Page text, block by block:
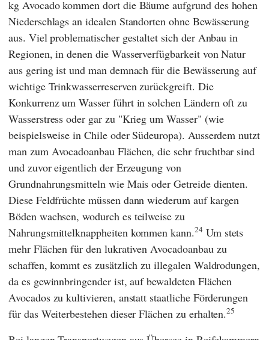
kg Avocado kommen dort die Bäume aufgrund des hohen
Niederschlags an idealen Standorten ohne Bewässerung
aus. Viel problematischer gestaltet sich der Anbau in
Regionen, in denen die Wasserverfügbarkeit von Natur
aus gering ist und man demnach für die Bewässerung auf
wichtige Trinkwasserreserven zurückgreift. Die
Konkurrenz um Wasser führt in solchen Ländern oft zu
Wasserstress oder gar zu "Krieg um Wasser" (wie
beispielsweise in Chile oder Südeuropa). Ausserdem nutzt
man zum Avocadoanbau Flächen, die sehr fruchtbar sind
und zuvor eigentlich der Erzeugung von
Grundnahrungsmitteln wie Mais oder Getreide dienten.
Diese Feldfrüchte müssen dann wiederum auf kargen
Böden wachsen, wodurch es teilweise zu
Nahrungsmittelknappheiten kommen kann.24 Um stets
mehr Flächen für den lukrativen Avocadoanbau zu
schaffen, kommt es zusätzlich zu illegalen Waldrodungen,
da es gewinnbringender ist, auf bewaldeten Flächen
Avocados zu kultivieren, anstatt staatliche Förderungen
für das Weiterbestehen dieser Flächen zu erhalten.25